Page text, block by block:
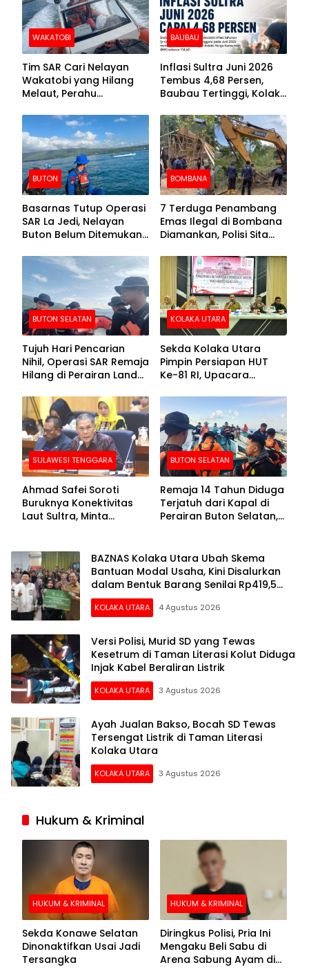
WAKATOBI
Tim SAR Cari Nelayan
Wakatobi yang Hilang
Melaut, Perahu
Kemasukan Air
BAUBAU
Inflasi Sultra Juni 2026
Tembus 4,68 Persen,
Baubau Tertinggi, Kolaka
BUTON
Basarnas Tutup Operasi
SAR La Jedi, Nelayan
Buton Belum Ditemukan
BOMBANA
7 Terduga Penambang
Emas Ilegal di Bombana
Diamankan, Polisi Sita
Crusher
BUTON SELATAN
Tujuh Hari Pencarian
Nihil, Operasi SAR Remaja
Hilang di Perairan Lande
KOLAKA UTARA
Sekda Kolaka Utara
Pimpin Persiapan HUT
Ke-81 RI, Upacara
SULAWESI TENGGARA
Ahmad Safei Soroti
Buruknya Konektivitas
Laut Sultra, Minta
BUTON SELATAN
Remaja 14 Tahun Diduga
Terjatuh dari Kapal di
Perairan Buton Selatan,
BAZNAS Kolaka Utara Ubah Skema
Bantuan Modal Usaha, Kini Disalurkan
dalam Bentuk Barang Senilai Rp419,5
Juta
KOLAKA UTARA 4 Agustus 2026
Versi Polisi, Murid SD yang Tewas
Kesetrum di Taman Literasi Kolut Diduga
Injak Kabel Beraliran Listrik
KOLAKA UTARA 3 Agustus 2026
Ayah Jualan Bakso, Bocah SD Tewas
Tersengat Listrik di Taman Literasi
Kolaka Utara
KOLAKA UTARA 3 Agustus 2026
Hukum & Kriminal
HUKUM & KRIMINAL
Sekda Konawe Selatan
Dinonaktifkan Usai Jadi
Tersangka
HUKUM & KRIMINAL
Diringkus Polisi, Pria Ini
Mengaku Beli Sabu di
Arena Sabung Ayam di